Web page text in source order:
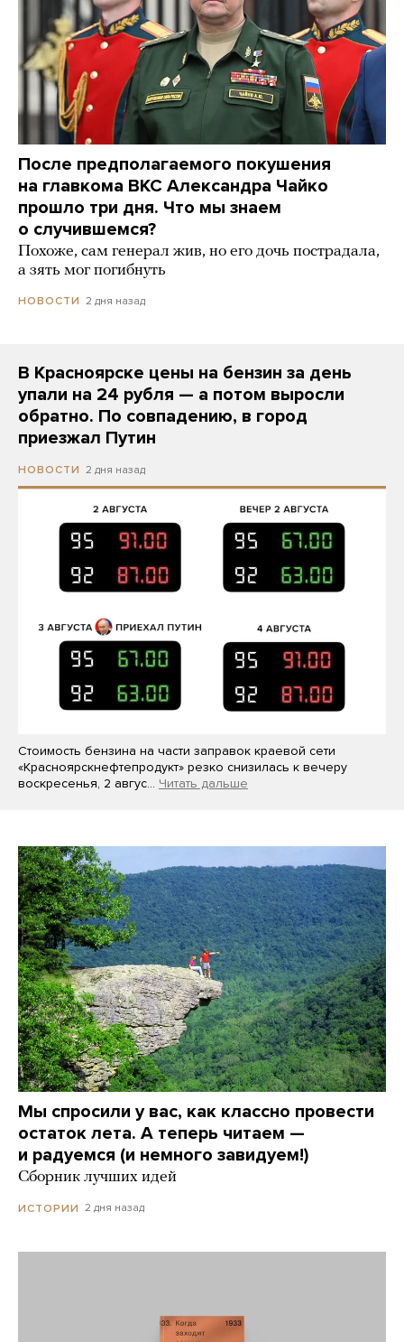
После предполагаемого покушения
на главкома ВКС Александра Чайко
прошло три дня. Что мы знаем
о случившемся?
Похоже, сам генерал жив, но его дочь пострадала,
а зять мог погибнуть
НОВОСТИ 2 дня назад
В Красноярске цены на бензин за день
упали на 24 рубля — а потом выросли
обратно. По совпадению, в город
приезжал Путин
НОВОСТИ 2 дня назад
Стоимость бензина на части заправок краевой сети
«Красноярскнефтепродукт» резко снизилась к вечеру
воскресенья, 2 авгус… Читать дальше
Мы спросили у вас, как классно провести
остаток лета. А теперь читаем —
и радуемся (и немного завидуем!)
Сборник лучших идей
ИСТОРИИ 2 дня назад